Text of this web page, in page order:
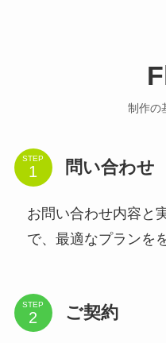
制作の
STEP 問い合わせ
お問い合わせ内容と
で、最適なプランを
STEP ご契約